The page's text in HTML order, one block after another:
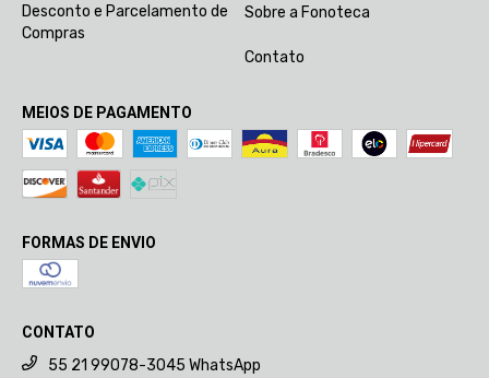
Desconto e Parcelamento de
Compras
Sobre a Fonoteca
Contato
MEIOS DE PAGAMENTO
FORMAS DE ENVIO
CONTATO
55 21 99078-3045 WhatsApp